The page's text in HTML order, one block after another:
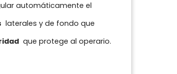
automáticamente el
laterales y de fondo que
que protege al operario.